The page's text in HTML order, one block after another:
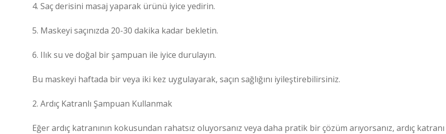
4. Saç derisini masaj yaparak ürünü iyice yedirin.
5. Maskeyi saçınızda 20-30 dakika kadar bekletin.
6. Ilık su ve doğal bir şampuan ile iyice durulayın.
Bu maskeyi haftada bir veya iki kez uygulayarak, saçın sağlığını iyileştirebilirsiniz.
2. Ardıç Katranlı Şampuan Kullanmak
Eğer ardıç katranının kokusundan rahatsız oluyorsanız veya daha pratik bir çözüm arıyorsanız, ardıç katranı